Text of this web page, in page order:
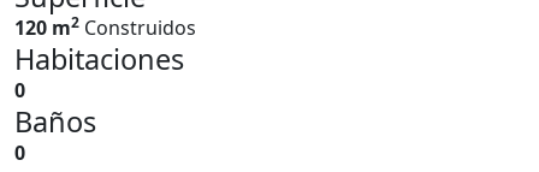
120 m2 Construidos
Habitaciones
0
Baños
0